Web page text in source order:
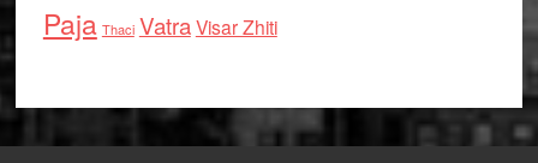
Paja Thaci VatraVisar Zhiti